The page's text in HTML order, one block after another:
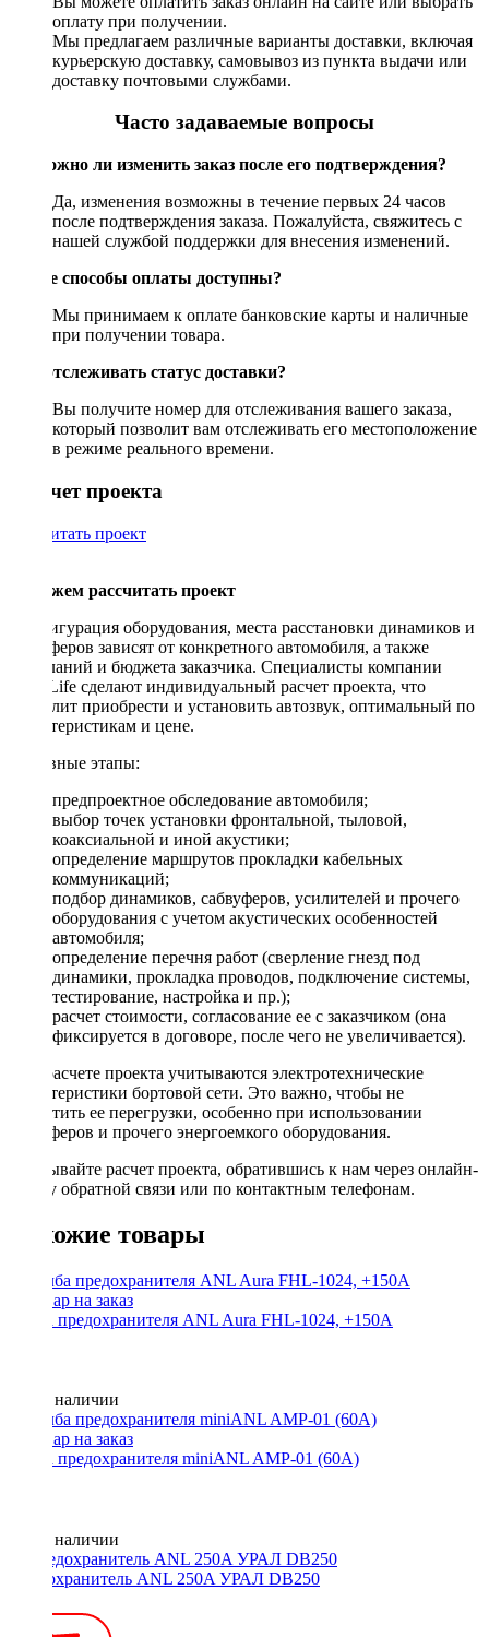
оплату при получении.
Мы предлагаем различные варианты доставки, включая
курьерскую доставку, самовывоз из пункта выдачи или
доставку почтовыми службами.
Часто задаваемые вопросы
Возможно ли изменить заказ после его подтверждения?
Да, изменения возможны в течение первых 24 часов
после подтверждения заказа. Пожалуйста, свяжитесь с
нашей службой поддержки для внесения изменений.
Какие способы оплаты доступны?
Мы принимаем к оплате банковские карты и наличные
при получении товара.
Как отслеживать статус доставки?
Вы получите номер для отслеживания вашего заказа,
который позволит вам отслеживать его местоположение
в режиме реального времени.
Рассчет проекта
Рассчитать проект
Поможем рассчитать проект
Конфигурация оборудования, места расстановки динамиков и
сабвуферов зависят от конкретного автомобиля, а также
пожеланий и бюджета заказчика. Специалисты компании
DriveLife сделают индивидуальный расчет проекта, что
позволит приобрести и установить автозвук, оптимальный по
характеристикам и цене.
Основные этапы:
предпроектное обследование автомобиля;
выбор точек установки фронтальной, тыловой,
коаксиальной и иной акустики;
определение маршрутов прокладки кабельных
коммуникаций;
подбор динамиков, сабвуферов, усилителей и прочего
оборудования с учетом акустических особенностей
автомобиля;
определение перечня работ (сверление гнезд под
динамики, прокладка проводов, подключение системы,
тестирование, настройка и пр.);
расчет стоимости, согласование ее с заказчиком (она
фиксируется в договоре, после чего не увеличивается).
При расчете проекта учитываются электротехнические
характеристики бортовой сети. Это важно, чтобы не
допустить ее перегрузки, особенно при использовании
сабвуферов и прочего энергоемкого оборудования.
Заказывайте расчет проекта, обратившись к нам через онлайн-
форму обратной связи или по контактным телефонам.
Похожие товары
Колба предохранителя ANL Aura FHL-1024, +150A
Нет в наличии
Колба предохранителя miniANL AMP-01 (60A)
Нет в наличии
Предохранитель ANL 250A УРАЛ DB250